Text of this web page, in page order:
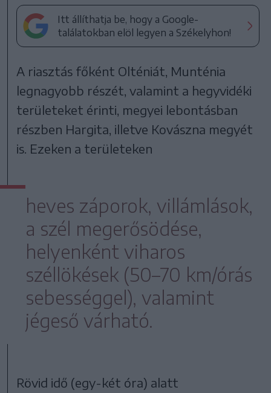
Itt állíthatja be, hogy a Google-
találatokban elöl legyen a Székelyhon!
A riasztás főként Olténiát, Munténia
legnagyobb részét, valamint a hegyvidéki
területeket érinti, megyei lebontásban
részben Hargita, illetve Kovászna megyét
is. Ezeken a területeken
heves záporok, villámlások,
a szél megerősödése,
helyenként viharos
széllökések (50–70 km/órás
sebességgel), valamint
jégeső várható.
Rövid idő (egy-két óra) alatt